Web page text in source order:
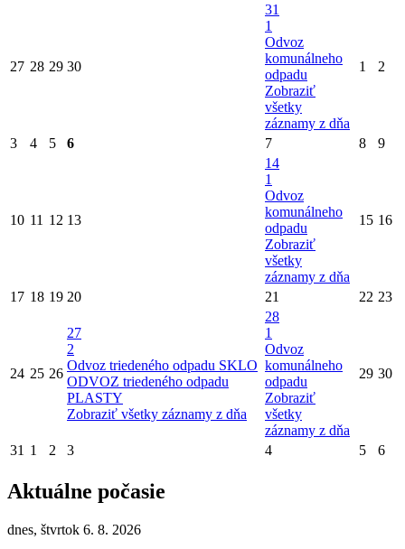
27 28 29 30
31
1
Odvoz
komunálneho
odpadu
Zobraziť
všetky
záznamy z dňa
1 2
3 4 5 6 7 8 9
10 11 12 13
14
1
Odvoz
komunálneho
odpadu
Zobraziť
všetky
záznamy z dňa
15 16
17 18 19 20 21 22 23
24 25 26
27
2
Odvoz triedeného odpadu SKLO
ODVOZ triedeného odpadu
PLASTY
Zobraziť všetky záznamy z dňa
28
1
Odvoz
komunálneho
odpadu
Zobraziť
všetky
záznamy z dňa
29 30
31 1 2 3 4 5 6
Aktuálne počasie
dnes, štvrtok 6. 8. 2026